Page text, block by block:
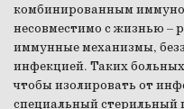
комбинированным
несовместимо с жизнью –
иммунные механизмы,
инфекцией. Таких
чтобы изолировать от
специальный стерильный